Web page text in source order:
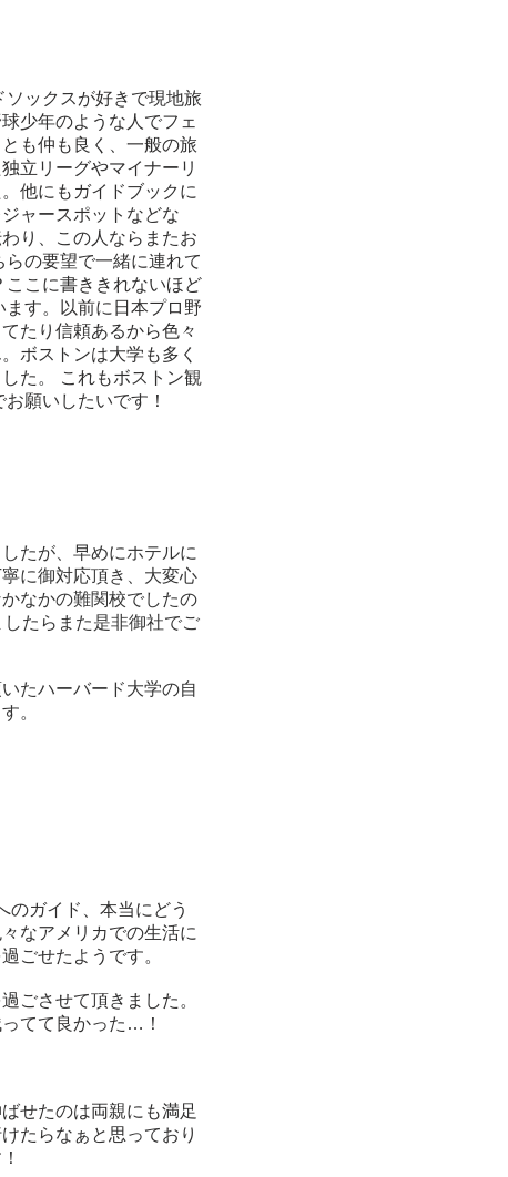
ックスが好きで現地旅
少年のような人でフェ
も仲も良く、一般の旅
立リーグやマイナーリ
他にもガイドブックに
ャースポットなどな
り、この人ならまたお
の要望で一緒に連れて
こに書ききれないほど
す。以前に日本プロ野
たり信頼あるから色々
ボストンは大学も多く
た。 これもボストン観
願いしたいです！
たが、早めにホテルに
に御対応頂き、大変心
なかの難関校でしたの
たらまた是非御社でご
たハーバード大学の自
。
のガイド、本当にどう
なアメリカでの生活に
ごせたようです。
ごさせて頂きました。
てて良かった…！
せたのは両親にも満足
たらなぁと思っており